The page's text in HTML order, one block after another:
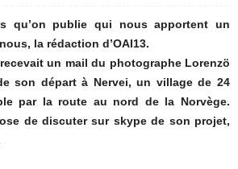
qu’on publie qui nous apportent un
la rédaction d’OAI13.
un mail du photographe Lorenzö
son départ à Nervei, un village de 24
par la route au nord de la Norvège.
de discuter sur skype de son projet,